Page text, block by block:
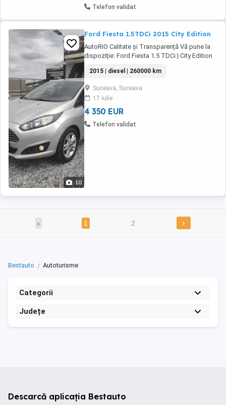
Telefon validat
10
Ford Fiesta 1.5TDCi 2015 City Edition
AutoRIO Calitate și Transparență Vă pune la
dispoziție: Ford Fiesta 1.5 TDCi | City Edition
Motorizare: 1.5 TDCi (Diesel) Consum extrem
de redus Transmisie: Manuală (5+1 trepte)
Km 260.000 Tip caroserie: Hatchback (4 5
uși) Dotări și Confort: Confort ...
2015 | diesel | 260000 km
Suceava, Suceava
17 iulie
4 350 EUR
Telefon validat
‹ 1 2 ›
Bestauto Autoturisme
Categorii
Județe
Descarcă aplicația Bestauto